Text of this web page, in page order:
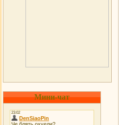
Мини-чат